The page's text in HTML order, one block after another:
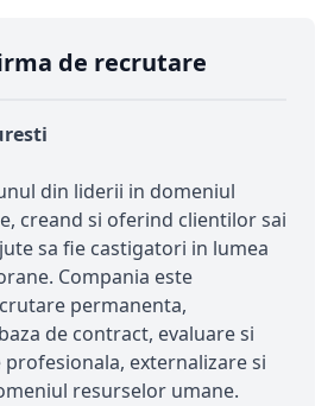
de recrutare
din liderii in domeniul
creand si oferind clientilor sai
sa fie castigatori in lumea
Compania este
permanenta,
de contract, evaluare si
externalizare si
resurselor umane.